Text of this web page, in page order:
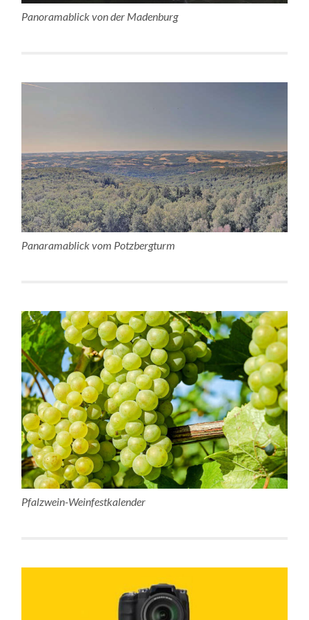
Panoramablick von der Madenburg
Panaramablick vom Potzbergturm
Pfalzwein-Weinfestkalender